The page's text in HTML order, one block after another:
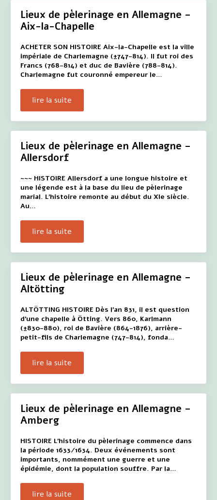
Lieux de pèlerinage en Allemagne –
Aix-la-Chapelle
ACHETER SON HISTOIRE Aix-la-Chapelle est la ville
impériale de Charlemagne (±747-814). Il fut roi des
Francs (768-814) et duc de Bavière (788-814).
Charlemagne fut couronné empereur le…
lire la suite
Lieux de pèlerinage en Allemagne –
Allersdorf
~~~ HISTOIRE Allersdorf a une longue histoire et
une légende est à la base du lieu de pèlerinage
marial. L'histoire remonte au début du XIe siècle.
Au…
lire la suite
Lieux de pèlerinage en Allemagne –
Altötting
ALTÖTTING HISTOIRE Dès l'an 831, il est question
d'une chapelle à Ötting. Vers 860, Karlmann
(±830-880), roi de Bavière (864-1876), arrière-
petit-fils de Charlemagne (747-814), fonda…
lire la suite
Lieux de pèlerinage en Allemagne –
Amberg
HISTOIRE L'histoire du pèlerinage commence dans
la période 1633/1634. Deux événements sont
importants, nommément une guerre et une
épidémie, dont la population souffre. Par la…
lire la suite